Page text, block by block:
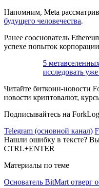
Напомним, Meta
будущего человечества.
Ранее сооснователь
успехе попыток
5
исследовать
Читайте биткоин-новости
новости криптовалют,
Подписывайтесь на
Telegram (основной канал)
Нашли ошибку в тексте?
CTRL+ENTER
Материалы по теме
Основатель BitMart отверг